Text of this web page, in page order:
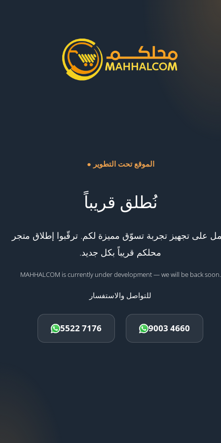
● الموقع تحت التطوير
نُطلق قريباً
على تجهيز تجربة تسوّق مميزة لكم. ترقّبوا إطلاق متجر
محلكم قريباً بكل جديد.
MAHHALCOM is currently under development — we will be back soon.
للتواصل والاستفسار
5522 7176 9003 4660